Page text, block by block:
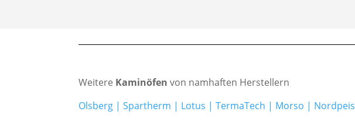
Weitere Kaminöfen von namhaften Herstellern
Olsberg |Spartherm | Lotus |TermaTech | Morso | Nordpeis